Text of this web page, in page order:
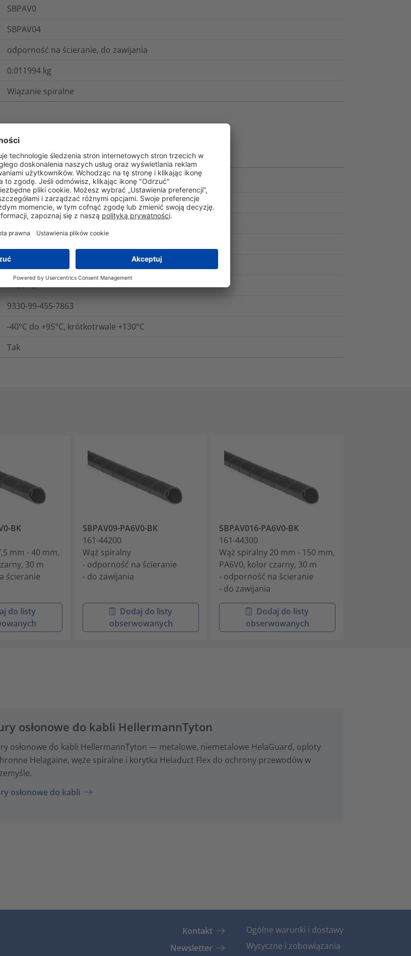
SBPAV0
SBPAV04
odporność na ścieranie, do zawijania
0.011994 kg
Wiązanie spiralne
EN 45545-2
UL 94 V0
Nie
+130°C
9330-99-455-7863
-40°C do +95°C, krótkotrwale +130°C
Tak
BK
mm - 40 mm,
30 m
ścieranie
do listy
SBPAV09-PA6V0-BK
161-44200
Wąż spiralny
- odporność na ścieranie
- do zawijania
Dodaj do listy
obserwowanych
SBPAV016-PA6V0-BK
161-44300
Wąż spiralny 20 mm - 150 mm,
PA6V0, kolor czarny, 30 m
- odporność na ścieranie
- do zawijania
Dodaj do listy
obserwowanych
osłonowe do kabli HellermannTyton
osłonowe do kabli HellermannTyton — metalowe, niemetalowe HelaGuard, oploty
Helagaine, węże spiralne i korytka Heladuct Flex do ochrony przewodów w
osłonowe do kabli
Kontakt
Newsletter
Ogólne warunki i dostawy
Wytyczne i zobowiązania